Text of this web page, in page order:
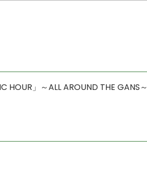
HOUR」～ALL AROUND THE GANS～